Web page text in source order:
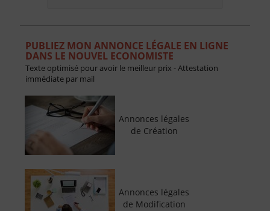
PUBLIEZ MON ANNONCE LÉGALE EN LIGNE
DANS LE NOUVEL ECONOMISTE
Texte optimisé pour avoir le meilleur prix - Attestation
immédiate par mail
Annonces légales
de Création
Annonces légales
de Modification